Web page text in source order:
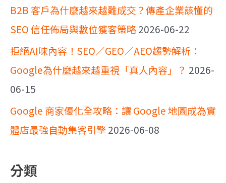
B2B 客戶為什麼越來越難成交？傳產企業該懂的
SEO 信任佈局與數位獲客策略2026-06-22
拒絕AI味內容！SEO／GEO／AEO趨勢解析：
Google為什麼越來越重視「真人內容」？ 2026-
06-15
Google 商家優化全攻略：讓 Google 地圖成為實
體店最強自動集客引擎2026-06-08
分類